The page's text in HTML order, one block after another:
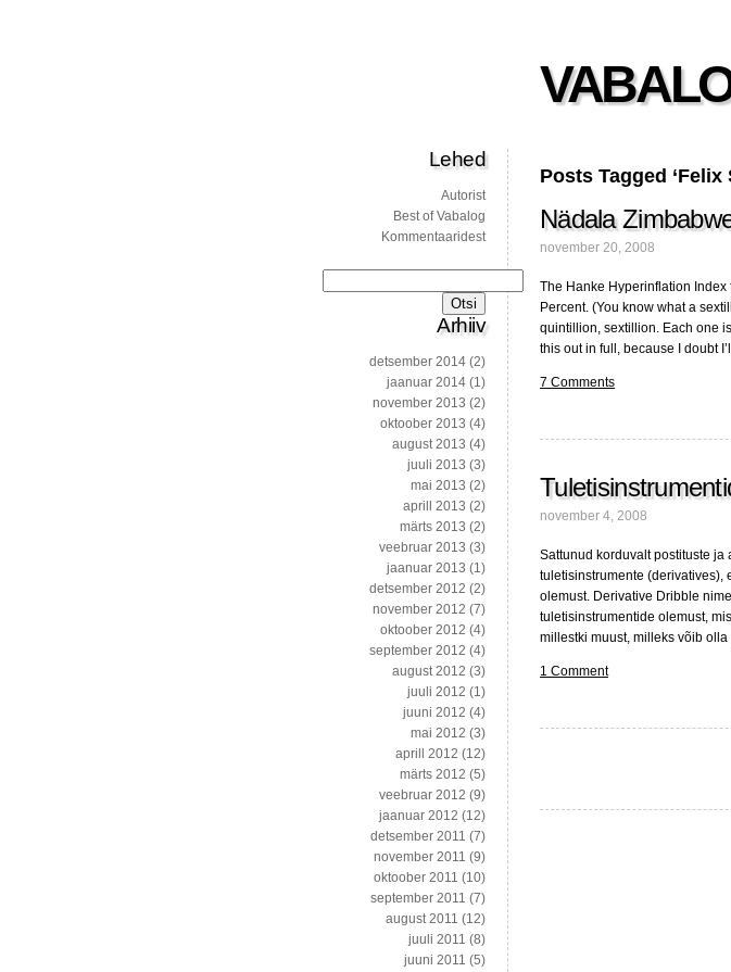
Posts Tagged ‘Felix
Nädala
november 20, 2008
The Hanke Hyperinflation Index
Percent. (You know what a
quintillion, sextillion. Each one
this out in full, because I doubt
7 Comments
november 4, 2008
Sattunud korduvalt postituste
tuletisinstrumente (derivatives),
olemust. Derivative Dribble
tuletisinstrumentide olemust,
millestki muust, milleks võib
1 Comment
Lehed
Autorist
Best of Vabalog
Kommentaaridest
Arhiiv
detsember 2014 (2)
jaanuar 2014 (1)
november 2013 (2)
oktoober 2013 (4)
august 2013 (4)
juuli 2013 (3)
mai 2013 (2)
aprill 2013 (2)
märts 2013 (2)
veebruar 2013 (3)
jaanuar 2013 (1)
detsember 2012 (2)
november 2012 (7)
oktoober 2012 (4)
september 2012 (4)
august 2012 (3)
juuli 2012 (1)
juuni 2012 (4)
mai 2012 (3)
aprill 2012 (12)
märts 2012 (5)
veebruar 2012 (9)
jaanuar 2012 (12)
detsember 2011 (7)
november 2011 (9)
oktoober 2011 (10)
september 2011 (7)
august 2011 (12)
juuli 2011 (8)
juuni 2011 (5)